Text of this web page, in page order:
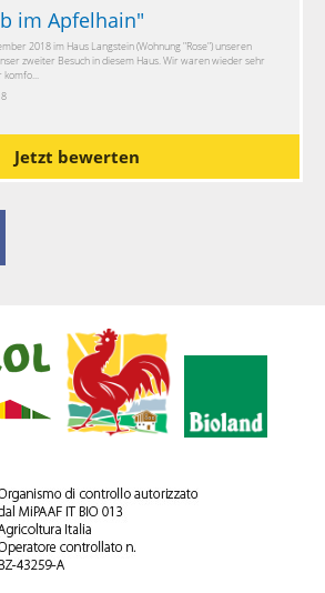
im Apfelhain"
2018 im Haus Langstein (Wohnung "Rose") unseren
zweiter Besuch in diesem Haus. Wir waren wieder sehr
komfo...
Jetzt bewerten